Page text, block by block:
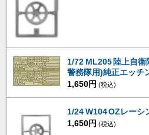
1/72 ML205 陸上自衛
警務隊用)純正エッチ
1,650円 (税込)
1/24 W104 OZレーシ
1,650円 (税込)